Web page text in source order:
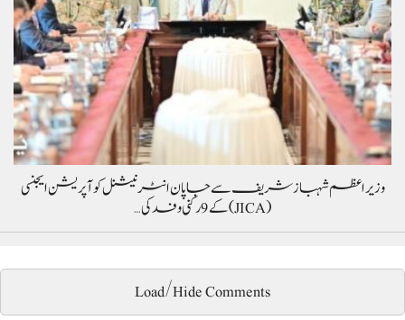
وزیراعظم شہباز شریف سے جاپان انٹرنیشنل کوآپریشن ایجنسی
(JICA) کے 9 رکنی وفد کی…
Load/Hide Comments